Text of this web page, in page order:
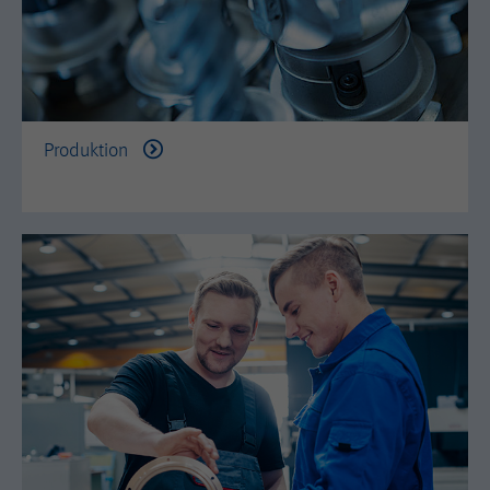
Anbieter Google Tag Manager
Zweck
Enthält einen Token, der verwendet
werden kann, um eine Client-ID vom
AMP-Client-ID-Dienst abzurufen.
Anbieter Google Tag Manager
Zweck
Wird von DoubleClick (Google Tag
Manager) verwendet, um die Besucher
nach Alter, Geschlecht oder Interessen
zu identifizieren.
Laufzeit 2 Jahre
experiment with advertisement
Laufzeit 3 month
Name
Zweck
Used by DoubleClick (Google Tag
Manager) to help identify the visitors
by either age, gender or interests.
Laufzeit 2 years
Name _dc_gtm_--property-id--
Anbieter Google Tag Manager
Produktion